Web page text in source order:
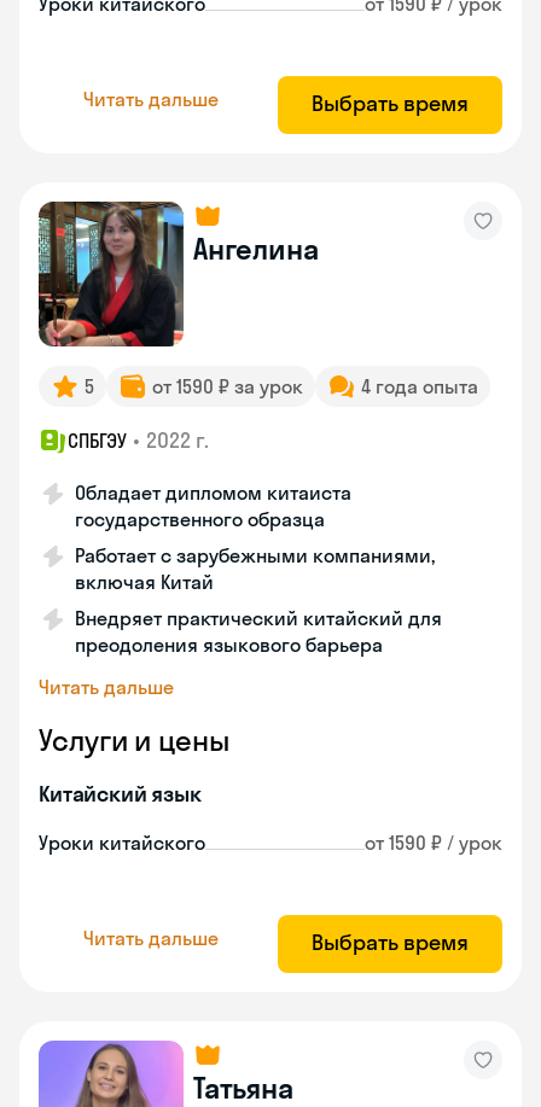
Читать дальше Выбрать время
Ангелина
5 от 1590 ₽ за урок 4 года опыта
СПБГЭУ • 2022 г.
Обладает дипломом китаиста
государственного образца
Работает с зарубежными компаниями,
включая Китай
Внедряет практический китайский для
преодоления языкового барьера
Читать дальше
Услуги и цены
Китайский язык
Уроки китайского от 1590 ₽ / урок
Читать дальше Выбрать время
Татьяна